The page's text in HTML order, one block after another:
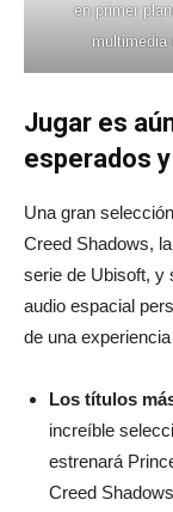
en primer
multimedia
Jugar es
esperados
Una gran
Creed Shadows,
serie de Ubisoft, y
audio espacial
de una
Los títulos
increíble
estrenará
Creed